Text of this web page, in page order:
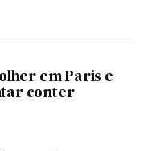
em Paris e
conter